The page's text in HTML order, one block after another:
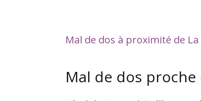
Mal de dos à proximité de
Mal de dos proche